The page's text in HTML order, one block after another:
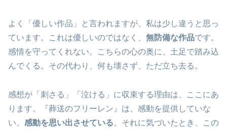
よく「優しい作品」と言われますが、私は少し違うと思っ
ています。これは優しいのではなく、 無防備な作品です。
感情を守ってくれない。こちらの心の奥に、土足で踏み込
んでくる。その代わり、何も壊さず、ただ立ち去る。
感想が「刺さる」「泣ける」に収束する理由は、ここにあ
ります。『葬送のフリーレン』は、感動を提供していな
い。 感動を思い出させている。それに気づいたとき、この